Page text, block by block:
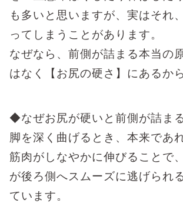
も多いと思いますが、実はそれ
ってしまうことがあります。
なぜなら、前側が詰まる本当の
はなく【お尻の硬さ】にあるか
◆なぜお尻が硬いと前側が詰ま
脚を深く曲げるとき、本来であ
筋肉がしなやかに伸びることで
が後ろ側へスムーズに逃げられ
ています。